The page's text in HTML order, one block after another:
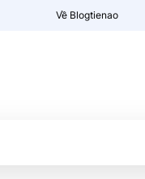
Về Blogtienao